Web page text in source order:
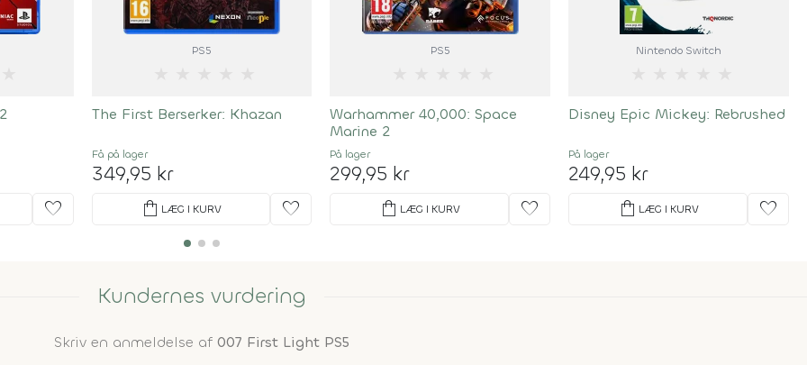
favorite
PS5
The First Berserker: Khazan
Få på lager
349,95 kr
shopping_bag LÆG I KURV favorite
PS5
Warhammer 40,000: Space
Marine 2
På lager
299,95 kr
shopping_bag LÆG I KURV favorite
Nintendo Switch
Disney Epic Mickey: Rebrushed
På lager
249,95 kr
shopping_bag LÆG I KURV favorite
Kundernes vurdering
Skriv en anmeldelse af 007 First Light PS5